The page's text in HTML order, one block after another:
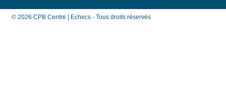
© 2026 CPB Centre | Echecs - Tous droits réservés